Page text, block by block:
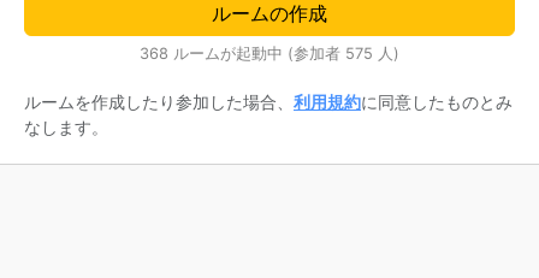
ルームの作成
368 ルームが起動中 (参加者 575 人)
ルームを作成したり参加した場合、 利用規約に同意したものとみ
なします。